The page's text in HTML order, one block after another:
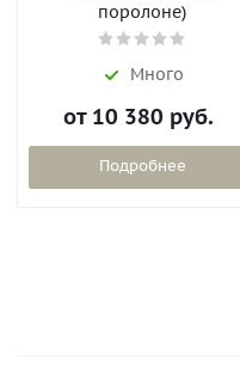
поролоне)
Много
от 10 380 руб.
Подробнее